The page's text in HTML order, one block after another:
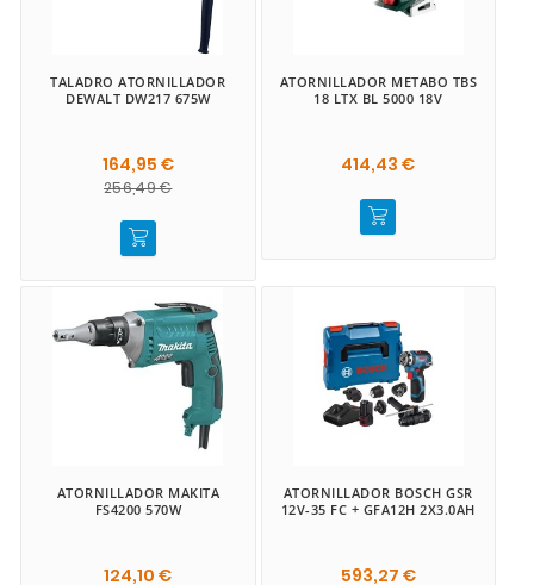
TALADRO ATORNILLADOR
DEWALT DW217 675W
164,95 €
256,49 €
ATORNILLADOR METABO TBS
18 LTX BL 5000 18V
414,43 €
ATORNILLADOR MAKITA
FS4200 570W
124,10 €
ATORNILLADOR BOSCH GSR
12V-35 FC + GFA12H 2X3.0AH
593,27 €